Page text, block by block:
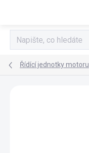
Řídící jednotky motoru